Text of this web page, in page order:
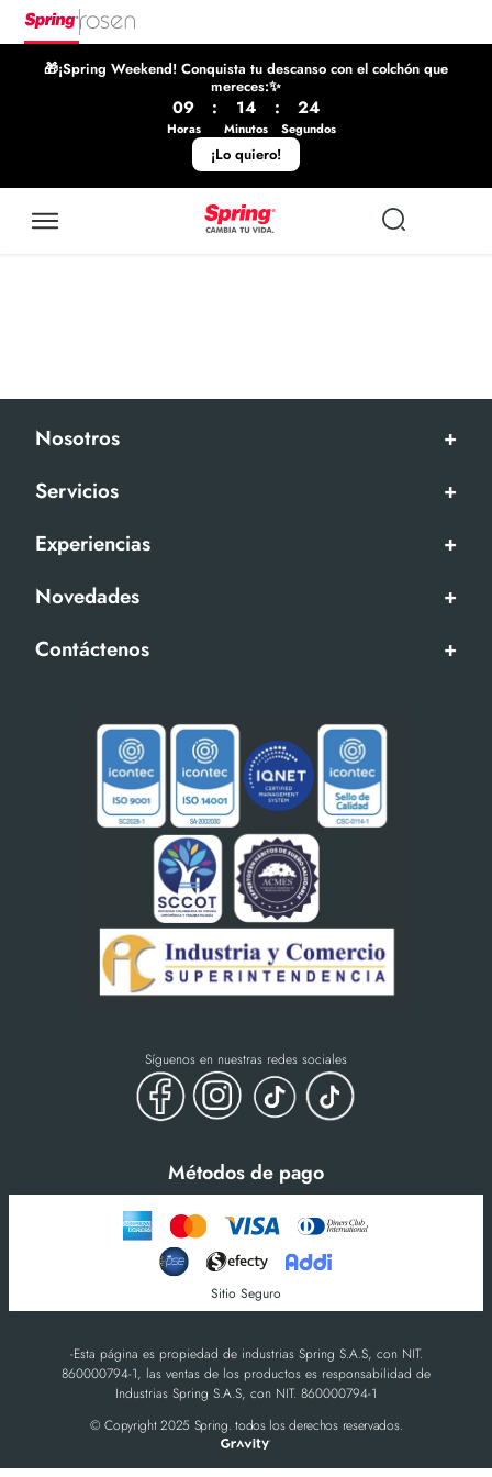
🎁¡Spring Weekend! Conquista tu descanso con el colchón que
mereces:✨
09
Horas
: 14
Minutos
: 24
Segundos
¡Lo quiero!
Nosotros
+
Servicios
+
Experiencias
+
Novedades
+
Contáctenos
+
Síguenos en nuestras redes sociales
Métodos de pago
Sitio Seguro
-Esta página es propiedad de industrias Spring S.A.S, con NIT.
860000794-1, las ventas de los productos es responsabilidad de
Industrias Spring S.A.S, con NIT. 860000794-1
© Copyright 2025 Spring. todos los derechos reservados.